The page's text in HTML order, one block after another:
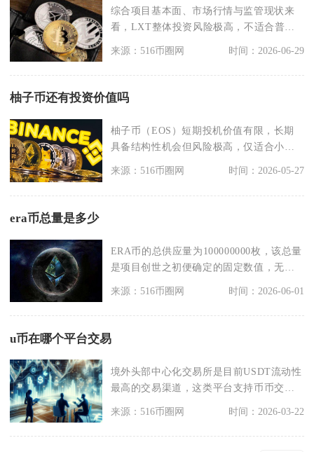
综合项目基本面、市场行情与监管现状来
看，LXT整体投资风险极高，不适合普通
来源：516币圈网 时间：2026-06-29
柚子币还有投资价值吗
柚子币（EOS）短期投机价值有限，长期
具备结构性机会但风险极高，仅适合小仓
位博弈，绝非稳健
来源：516币圈网 时间：2026-05-27
era币总量是多少
ERA币的总供应量为100000000枚，该总量
是项目创世之初便确定的固定数值，无增
来源：516币圈网 时间：2026-06-01
u币在哪个平台交易
境外头部中心化交易所是目前USDT流动性
最高的交易渠道，这类平台支持币币交
来源：516币圈网 时间：2026-03-22